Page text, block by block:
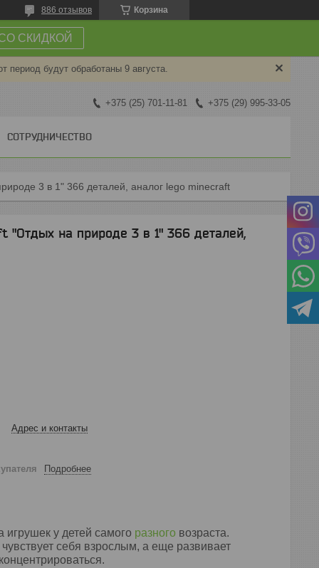
Корзина
886 отзывов
СКИДКОЙ
период будут обработаны 9 августа.
+375 (25) 701-11-81 +375 (29) 995-33-05
СОТРУДНИЧЕСТВО
3 в 1" 366 деталей, аналог lego minecraft
"Отдых на природе 3 в 1" 366 деталей,
Адрес и контакты
Подробнее
у детей самого разного возраста.
себя взрослым, а еще развивает